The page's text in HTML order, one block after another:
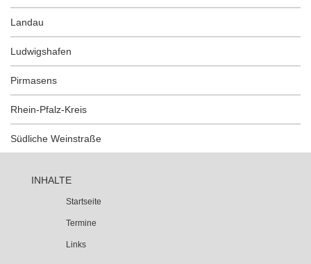
Landau
Ludwigshafen
Pirmasens
Rhein-Pfalz-Kreis
Südliche Weinstraße
INHALTE
Startseite
Termine
Links